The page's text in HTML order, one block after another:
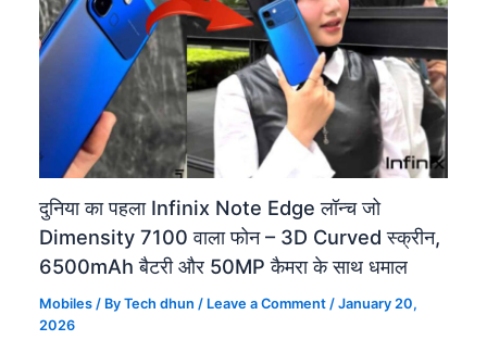
दुनिया का पहला Infinix Note Edge लॉन्च जो
Dimensity 7100 वाला फोन – 3D Curved स्क्रीन,
6500mAh बैटरी और 50MP कैमरा के साथ धमाल
Mobiles / ByTech dhun/ Leave a Comment /January 20,
2026